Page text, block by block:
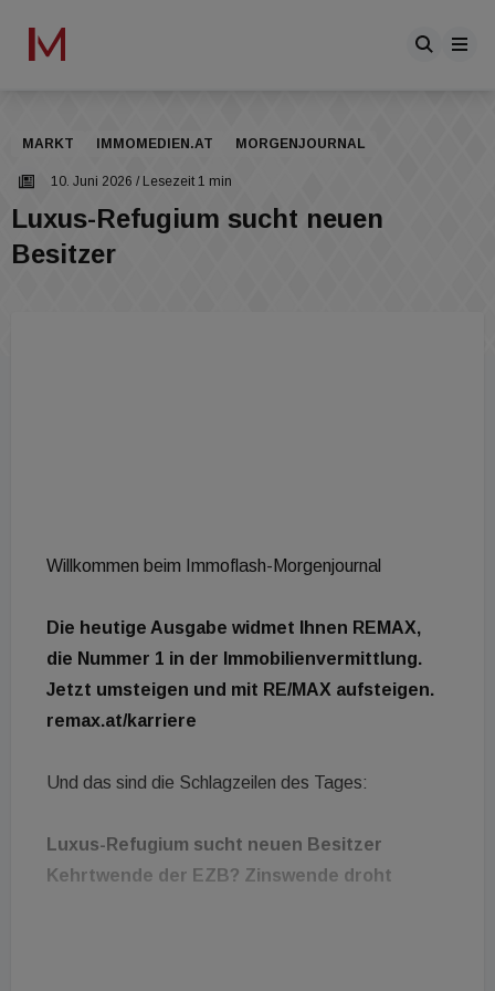
MARKT IMMOMEDIEN.AT MORGENJOURNAL
10. Juni 2026 / Lesezeit 1 min
Luxus-Refugium sucht neuen
Besitzer
Willkommen beim Immoflash-Morgenjournal
Die heutige Ausgabe widmet Ihnen REMAX,
die Nummer 1 in der Immobilienvermittlung.
Jetzt umsteigen und mit RE/MAX aufsteigen.
remax.at/karriere
Und das sind die Schlagzeilen des Tages:
Luxus-Refugium sucht neuen Besitzer
Kehrtwende der EZB? Zinswende droht